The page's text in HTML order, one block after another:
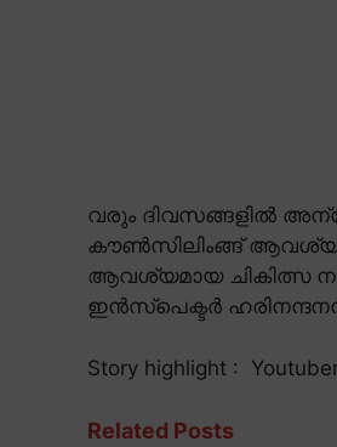
വരും ദിവസങ്ങളിൽ
കൗൺസിലിംങ്ങ്
ആവശ്യമായ ചികിത്സ
ഇൻസ്പെക്ടർ
Story highlight :
Related Posts